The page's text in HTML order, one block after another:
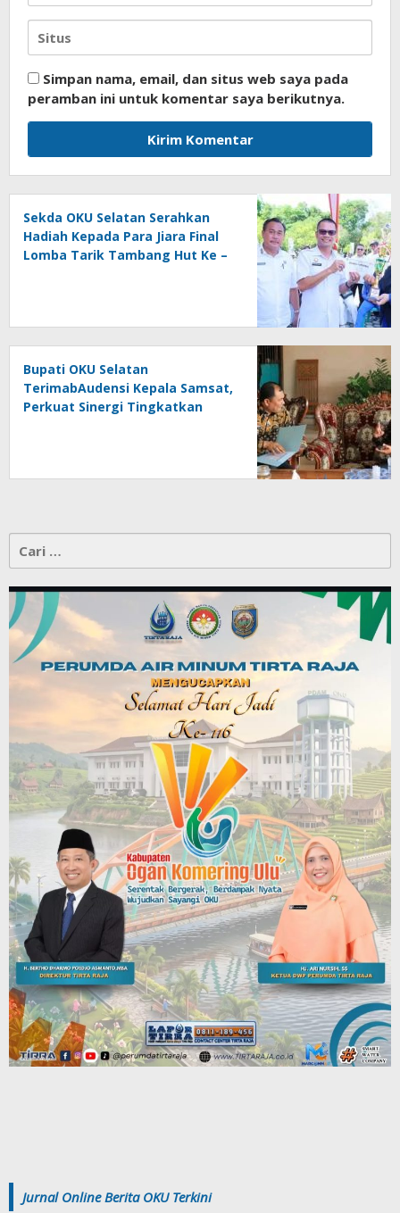
Simpan nama, email, dan situs web saya pada
peramban ini untuk komentar saya berikutnya.
Sekda OKU Selatan Serahkan
Hadiah Kepada Para Jiara Final
Lomba Tarik Tambang Hut Ke –
Bupati OKU Selatan
TerimabAudensi Kepala Samsat,
Perkuat Sinergi Tingkatkan
untuk:
Jurnal Online Berita OKU Terkini